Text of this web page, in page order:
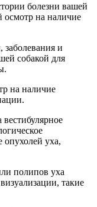
болезни вашей
осмотр на наличие
заболевания и
собакой для
на наличие
опухолей уха,
полипов уха
такие